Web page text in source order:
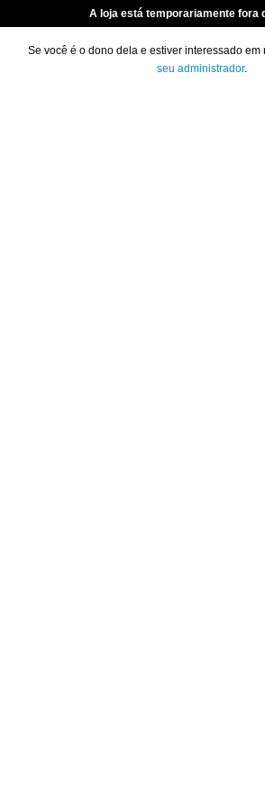
A loja está temporariamente fora
Se você é o dono dela e estiver interessado em
seu administrador.